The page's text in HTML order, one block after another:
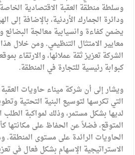
وسلطة منطقة العقبة الاقتصادية
ودائرة الجمارك الأردنية، بالإضافة إلى
يضمن كفاءة وانسيابية معالجة البضائع
معايير الامتثال التنظيمي. ومن خلال
الشركة تعزيز ثقة عملائها، والارتقاء
كبوابة رئيسية للتجارة في المنطقة.
ويشار إلى أن شركة ميناء حاويات
التي تكرسها لتوسيع البنية التحتية
لديها بشكل مستمر، وذلك لمواكبة الطلب
المتوقع، فضلاً عن الحفاظ على مكانتها
الحاويات الرائدة على مستوى المنطقة.
الاستراتيجية الإسهام بشكل فعال في